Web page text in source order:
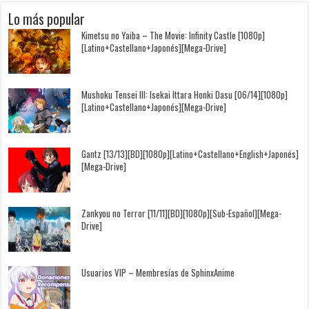
Lo más popular
Kimetsu no Yaiba – The Movie: Infinity Castle [1080p]
[Latino+Castellano+Japonés][Mega-Drive]
Mushoku Tensei III: Isekai Ittara Honki Dasu [06/14][1080p]
[Latino+Castellano+Japonés][Mega-Drive]
Gantz [13/13][BD][1080p][Latino+Castellano+English+Japonés]
[Mega-Drive]
Zankyou no Terror [11/11][BD][1080p][Sub-Español][Mega-
Drive]
Usuarios VIP – Membresías de SphinxAnime